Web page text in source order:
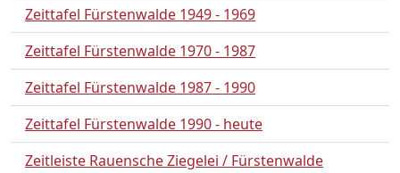
Zeittafel Fürstenwalde 1949 - 1969
Zeittafel Fürstenwalde 1970 - 1987
Zeittafel Fürstenwalde 1987 - 1990
Zeittafel Fürstenwalde 1990 - heute
Zeitleiste Rauensche Ziegelei / Fürstenwalde